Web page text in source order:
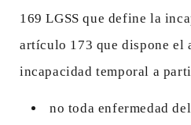
169 LGSS que define la
artículo 173 que dispone el
incapacidad temporal a
no toda enfermedad